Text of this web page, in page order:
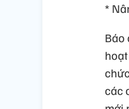
*
Báo
các